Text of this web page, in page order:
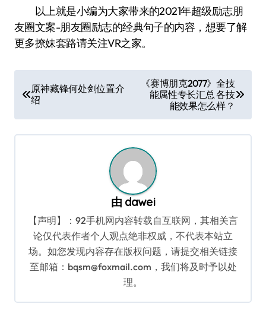
以上就是小编为大家带来的2021年超级励志朋
友圈文案-朋友圈励志的经典句子的内容，想要了解
更多撩妹套路请关注VR之家。
章
导
航
原神藏锋何处剑位置介
绍
《赛博朋克2077》全技
能属性专长汇总 各技
能效果怎么样？
由 dawei
【声明】：92手机网内容转载自互联网，其相关言
论仅代表作者个人观点绝非权威，不代表本站立
场。如您发现内容存在版权问题，请提交相关链接
至邮箱：bqsm@foxmail.com，我们将及时予以处
理。